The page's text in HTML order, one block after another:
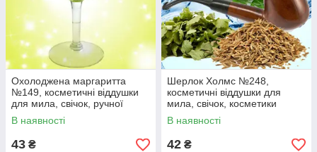
Охолоджена маргаритта
№149, косметичні віддушки
для мила, свічок, ручної
роботи, США
В наявності
43 ₴
Шерлок Холмс №248,
косметичні віддушки для
мила, свічок, косметики
ручної роботи, США, ваніль
0,16%
В наявності
42 ₴